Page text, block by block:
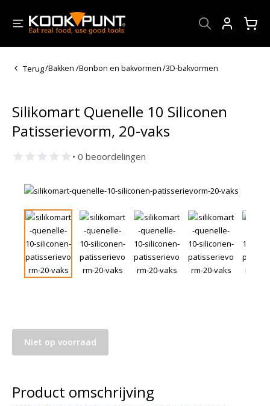
Terug/Bakken /Bonbon en bakvormen/3D-bakvormen
Silikomart Quenelle 10 Siliconen
Patisserievorm, 20-vaks
• 0 beoordelingen
Niet op voorraad
Product omschrijving